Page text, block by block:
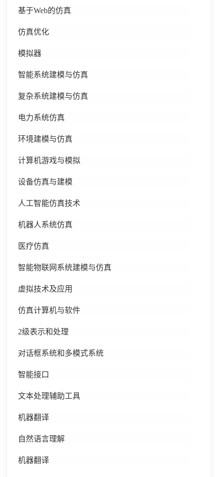
基于Web的仿真
仿真优化
模拟器
智能系统建模与仿真
复杂系统建模与仿真
电力系统仿真
环境建模与仿真
计算机游戏与模拟
设备仿真与建模
人工智能仿真技术
机器人系统仿真
医疗仿真
智能物联网系统建模与仿真
虚拟技术及应用
仿真计算机与软件
2级表示和处理
对话框系统和多模式系统
智能接口
文本处理辅助工具
机器翻译
自然语言理解
机器翻译